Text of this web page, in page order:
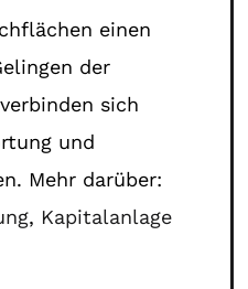
einen
der
sich
und
Mehr darüber:
, Kapitalanlage